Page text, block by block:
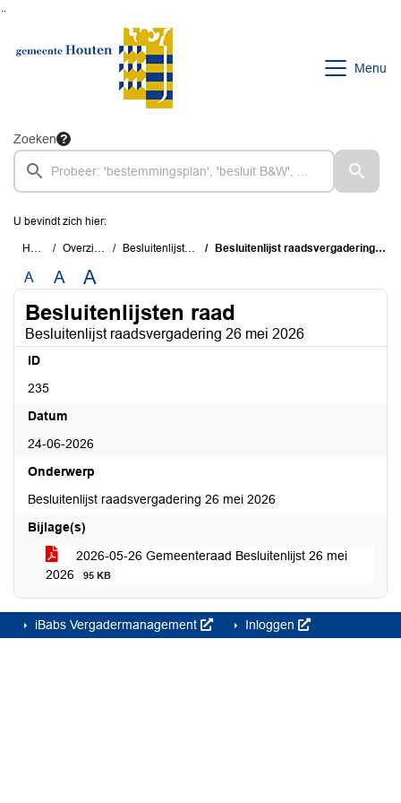
Menu
Zoeken
U bevindt zich hier:
Home Overzichten Besluitenlijsten raad Besluitenlijst raadsvergadering 26 mei 2026
A A A
Besluitenlijsten raad
Besluitenlijst raadsvergadering 26 mei 2026
ID
235
Datum
24-06-2026
Onderwerp
Besluitenlijst raadsvergadering 26 mei 2026
Bijlage(s)
2026-05-26 Gemeenteraad Besluitenlijst 26 mei
2026
95 KB
iBabs Vergadermanagement Inloggen